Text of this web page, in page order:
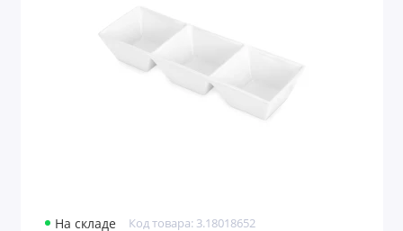
На складе Код товара: 3.18018652